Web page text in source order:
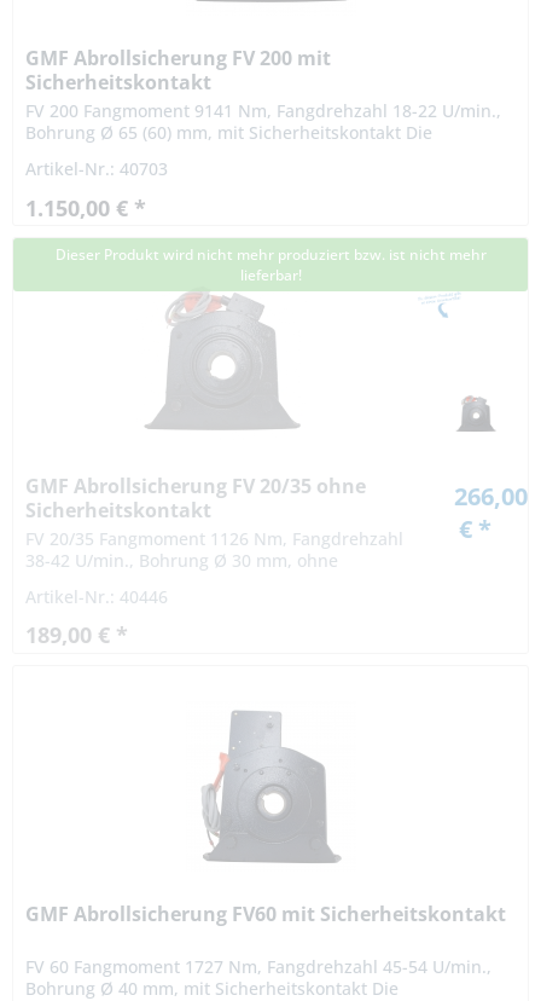
GMF Abrollsicherung FV 200 mit
Sicherheitskontakt
FV 200 Fangmoment 9141 Nm, Fangdrehzahl 18-22 U/min.,
Bohrung Ø 65 (60) mm, mit Sicherheitskontakt Die
SÜD Industrie...
Artikel-Nr.: 40703
1.150,00 € *
Dieser Produkt wird nicht mehr produziert bzw. ist nicht mehr
lieferbar!
GMF Abrollsicherung FV 20/35 ohne
Sicherheitskontakt
FV 20/35 Fangmoment 1126 Nm, Fangdrehzahl
38-42 U/min., Bohrung Ø 30 mm, ohne
20/35 ist von der Prüfstelle der TÜV SÜD
Industrie...
Artikel-Nr.: 40446
189,00 € *
266,00
€ *
GMF Abrollsicherung FV60 mit Sicherheitskontakt
FV 60 Fangmoment 1727 Nm, Fangdrehzahl 45-54 U/min.,
Bohrung Ø 40 mm, mit Sicherheitskontakt Die